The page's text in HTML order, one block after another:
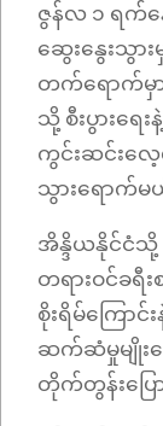
ဇွန်လ ၁ ရက်နေ့
ဆွေးနွေးသွား
တက်ရောက်မှ
သို့ စီးပွားရ
ကွင်းဆင်းလေ့
သွားရောက်
အိန္ဒိယနိုင်ငံသို့
တရားဝင်ခရီး
စိုးရိမ်ကြော
ဆက်ဆံမှုမျိုးတွ
တိုက်တွန်းပြေ